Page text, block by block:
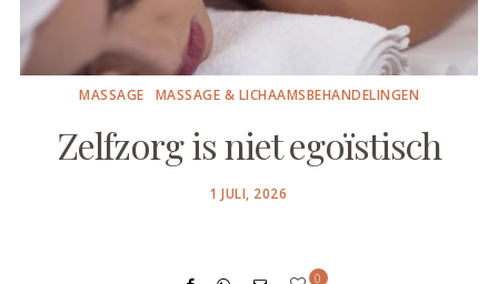
MASSAGE MASSAGE & LICHAAMSBEHANDELINGEN
Zelfzorg is niet egoïstisch
POSTED
1 JULI, 2026
0